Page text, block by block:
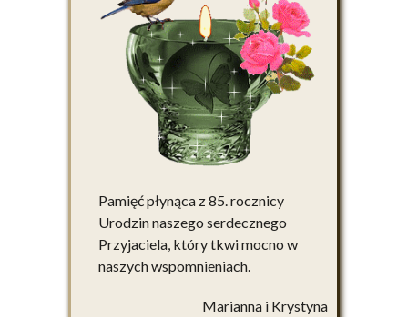
Pamięć płynąca z 85. rocznicy
Urodzin naszego serdecznego
Przyjaciela, który tkwi mocno w
naszych wspomnieniach.
Marianna i Krystyna